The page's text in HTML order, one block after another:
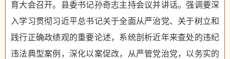
育大会召开。县委书记孙奇志主持会议并讲话。强调要深
入学习贯彻习近平总书记关于全面从严治党、关于树立和
践行正确政绩观的重要论述，系统剖析近年来查处的违纪
违法典型案例，深化以案促改，从严管党治党，以务实的